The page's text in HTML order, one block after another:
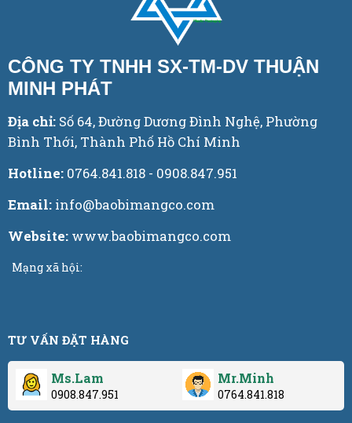
CÔNG TY TNHH SX-TM-DV THUẬN
MINH PHÁT
Địa chỉ: Số 64, Đường Dương Đình Nghệ, Phường
Bình Thới, Thành Phố Hồ Chí Minh
Hotline: 0764.841.818 - 0908.847.951
Email: info@baobimangco.com
Website: www.baobimangco.com
Mạng xã hội:
TƯ VẤN ĐẶT HÀNG
Ms.Lam
0908.847.951
Mr.Minh
0764.841.818